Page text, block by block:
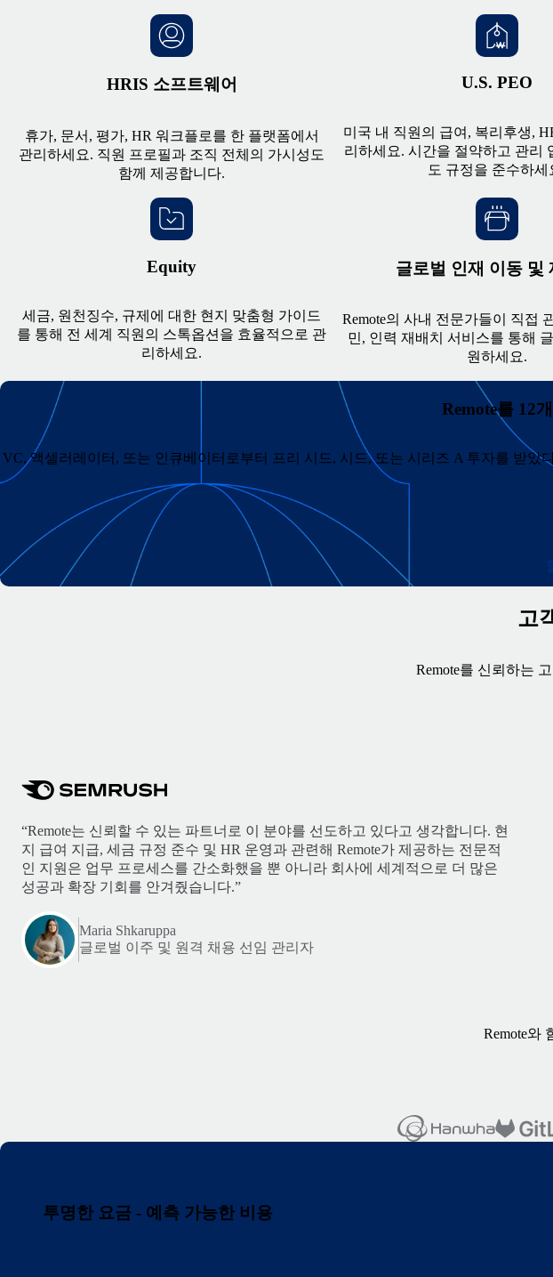
HRIS 소프트웨어
휴가, 문서, 평가, HR 워크플로를 한 플랫폼에서
관리하세요. 직원 프로필과 조직 전체의 가시성도
함께 제공합니다.
U.S. PEO
미국 내 직원의 급여, 복리후생,
리하세요. 시간을 절약하고 관리
도 규정을 준수하세
Equity
세금, 원천징수, 규제에 대한 현지 맞춤형 가이드
를 통해 전 세계 직원의 스톡옵션을 효율적으로 관
리하세요.
글로벌 인재 이동 및
Remote의 사내 전문가들이 직접
민, 인력 재배치 서비스를 통해
원하세요.
Remote를 12
VC, 액셀러레이터, 또는 인큐베이터로부터 프리 시드, 시드, 또는 시리즈 A 투자를 받았
고
Remote를 신뢰하는
“Remote는 신뢰할 수 있는 파트너로 이 분야를 선도하고 있다고 생각합니다. 현
지 급여 지급, 세금 규정 준수 및 HR 운영과 관련해 Remote가 제공하는 전문적
인 지원은 업무 프로세스를 간소화했을 뿐 아니라 회사에 세계적으로 더 많은
성공과 확장 기회를 안겨줬습니다.”
Maria Shkaruppa
글로벌 이주 및 원격 채용 선임 관리자
Remote와
투명한 요금 - 예측 가능한 비용